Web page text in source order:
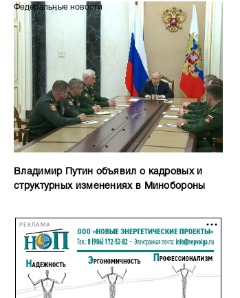
Федеральные новости
Владимир Путин объявил о кадровых и
структурных изменениях в Минобороны
РЕКЛАМА